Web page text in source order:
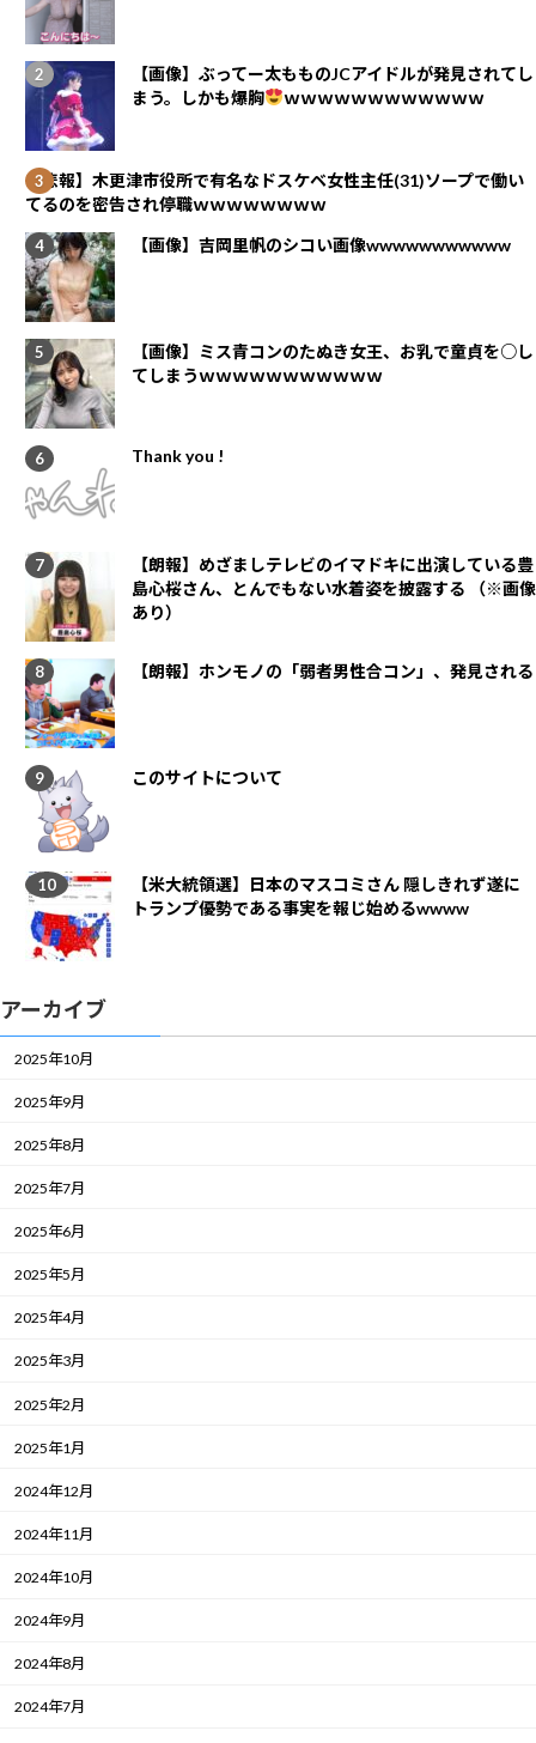
【画像】ぶってー太もものJCアイドルが発見されてし
まう。しかも爆胸
ｗｗｗｗｗｗｗｗｗｗｗｗ
【悲報】木更津市役所で有名なドスケベ女性主任(31)ソープで働い
てるのを密告され停職ｗｗｗｗｗｗｗｗ
【画像】吉岡里帆のシコい画像wwwwwwwwwww
【画像】ミス青コンのたぬき女王、お乳で童貞を○し
てしまうｗｗｗｗｗｗｗｗｗｗｗ
Thank you !
【朗報】めざましテレビのイマドキに出演している豊
島心桜さん、とんでもない水着姿を披露する （※画像
あり）
【朗報】ホンモノの「弱者男性合コン」、発見される
このサイトについて
【米大統領選】日本のマスコミさん 隠しきれず遂に
トランプ優勢である事実を報じ始めるwwww
アーカイブ
2025年10月
2025年9月
2025年8月
2025年7月
2025年6月
2025年5月
2025年4月
2025年3月
2025年2月
2025年1月
2024年12月
2024年11月
2024年10月
2024年9月
2024年8月
2024年7月